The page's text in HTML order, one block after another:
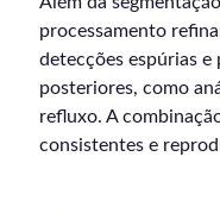
processamento
detecções espúrias e
posteriores, como
refluxo. A
consistentes e